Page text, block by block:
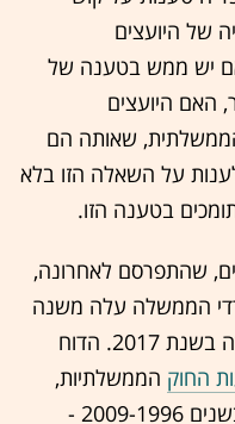
של היועצים
יש ממש בטענה של
האם היועצים
שאותה הם
על השאלה הזו בלא
בטענה הזו.
שהתפרסם לאחרונה,
הממשלה עלה משנה
לשנה מאז שנת 2011, למעט ירידה בשנת 2017. הדוח
החוק הממשלתיות,
מממוצע של כ-70 הצעות בשנה בשנים 2009-1996 -